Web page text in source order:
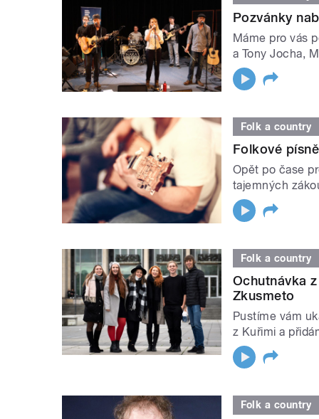
Pozvánky
Máme pro vás
a Tony Jocha,
Folk a country
Folkové
Opět po čase
tajemných
Folk a country
Ochutnávka
Zkusmeto
Pustíme vám
z Kuřimi a
Folk a country